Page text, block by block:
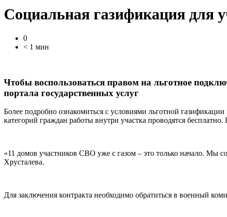
Социальная газификация для
0
< 1 мин
Чтобы воспользоваться правом на льготное
портала государственных услуг
Более подробно ознакомиться с условиями льготной
категорий граждан работы внутри участка проводятся
«11 домов участников СВО уже с газом – это только начало. Мы
Хрусталева.
Для заключения контракта необходимо обратиться в военный